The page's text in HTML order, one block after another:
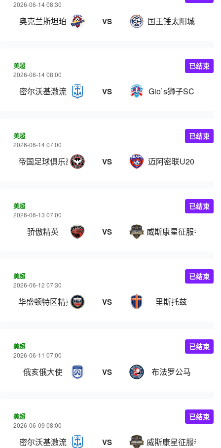
2026-06-14 08:30
奥克兰斯坦珀 VS 国王锤太阳城
美超
2026-06-14 08:00
密尔沃基激流 VS Gio`s狮子SC
已结束
美超
2026-06-14 07:00
帝国足球俱乐部 VS 迈阿密联U20
已结束
美超
2026-06-13 07:00
骄傲精英 VS 威斯康星征服者
已结束
美超
2026-06-12 07:30
华盛顿特区精英足球俱乐部
VS 里斯托兹
已结束
美超
2026-06-11 07:00
俄亥俄大使 VS 布法罗公马
已结束
美超
2026-06-09 08:00
密尔沃基激流 VS 威斯康星征服者
已结束